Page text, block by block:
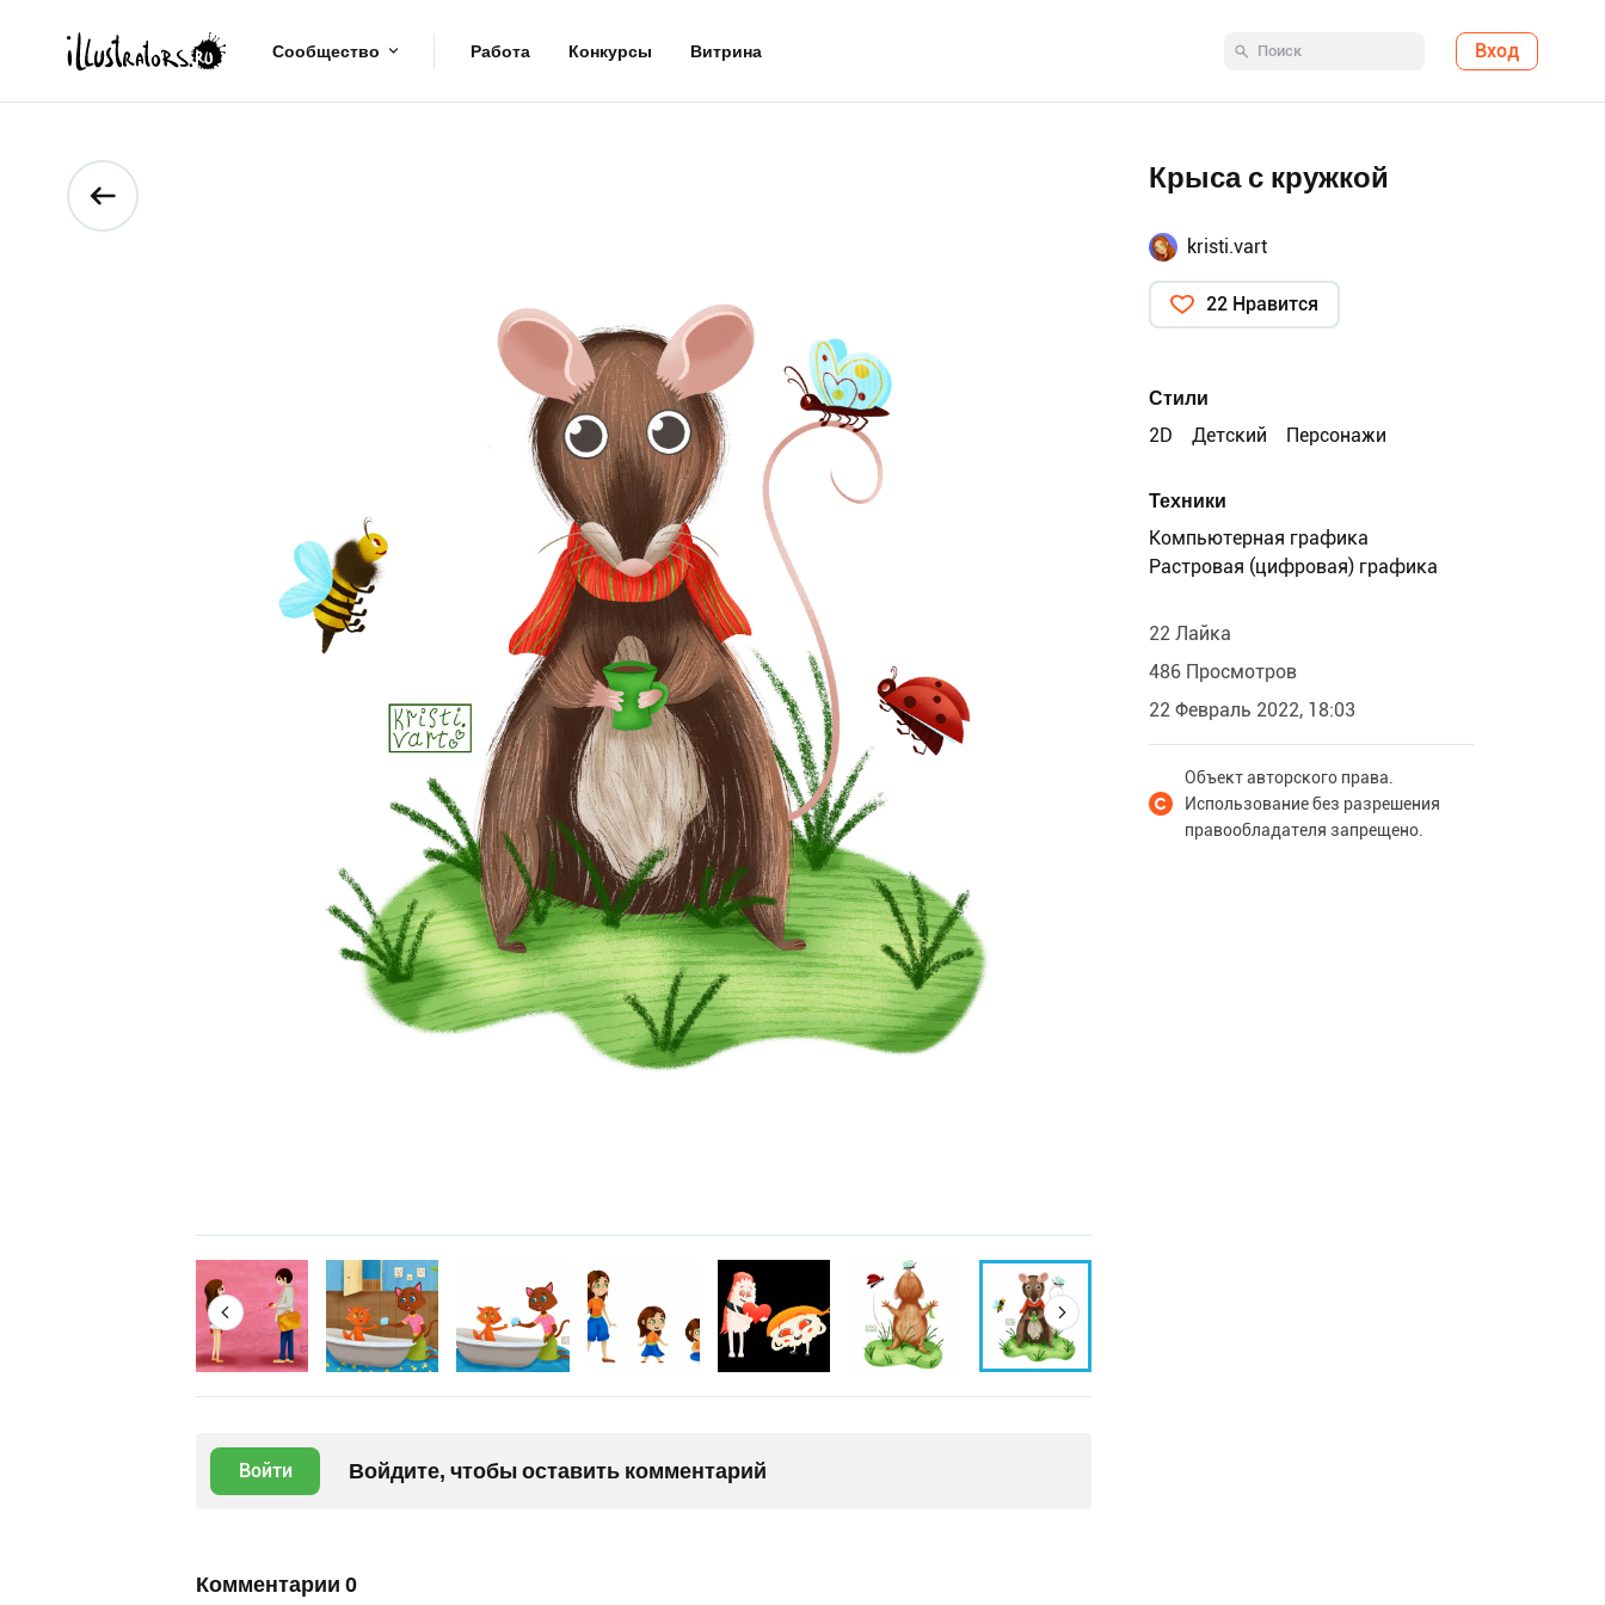
Сообщество Работа Конкурсы Витрина Вход
Войти Войдите, чтобы оставить комментарий
Комментарии 0
Крыса с кружкой
kristi.vart
22 Нравится
Стили
2D
Детский Персонажи
Техники
Компьютерная графика
Растровая (цифровая) графика
22 Лайка
486 Просмотров
22 Февраль 2022, 18:03
Объект авторского права.
Использование без разрешения
правообладателя запрещено.